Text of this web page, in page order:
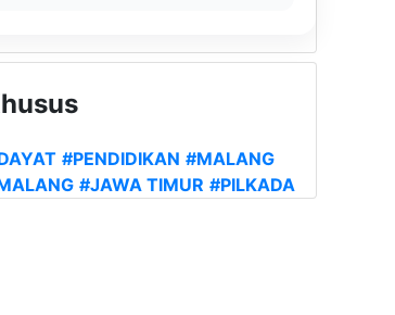
#PENDIDIKAN #MALANG
#JAWA TIMUR #PILKADA